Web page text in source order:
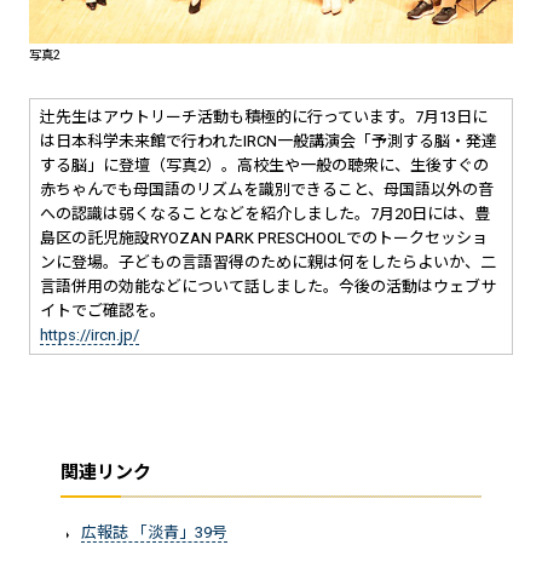
写真2
辻先生はアウトリーチ活動も積極的に行っています。7月13日に
は日本科学未来館で行われたIRCN一般講演会「予測する脳・発達
する脳」に登壇（写真2）。高校生や一般の聴衆に、生後すぐの
赤ちゃんでも母国語のリズムを識別できること、母国語以外の音
への認識は弱くなることなどを紹介しました。7月20日には、豊
島区の託児施設RYOZAN PARK PRESCHOOLでのトークセッショ
ンに登場。子どもの言語習得のために親は何をしたらよいか、二
言語併用の効能などについて話しました。今後の活動はウェブサ
イトでご確認を。
https://ircn.jp/
関連リンク
広報誌 「淡青」39号